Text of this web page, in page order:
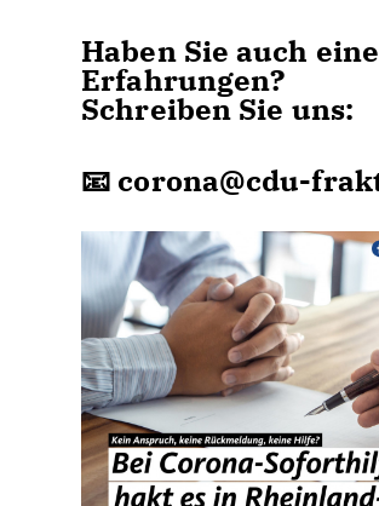
Haben Sie auch
Erfahrungen?
Schreiben Sie uns:
📧 corona@cdu-